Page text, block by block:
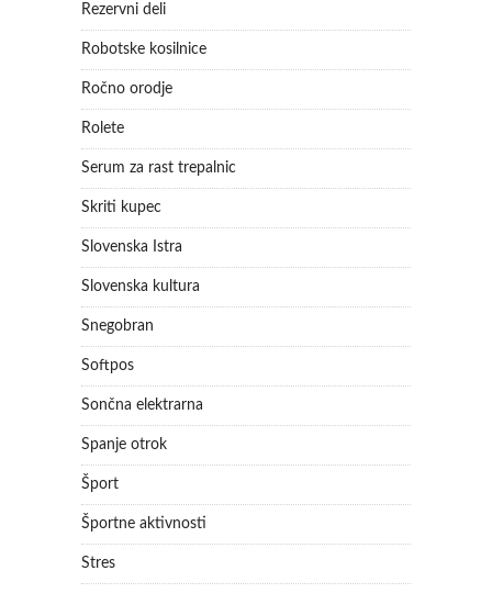
Rezervni deli
Robotske kosilnice
Ročno orodje
Rolete
Serum za rast trepalnic
Skriti kupec
Slovenska Istra
Slovenska kultura
Snegobran
Softpos
Sončna elektrarna
Spanje otrok
Šport
Športne aktivnosti
Stres